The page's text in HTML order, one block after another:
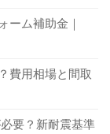
ーム補助金｜
費用相場と間取
要？新耐震基準